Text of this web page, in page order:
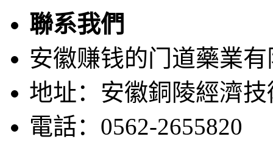
聯系我們
安徽赚钱的门道藥業
地址：安徽銅陵經濟
電話：0562-2655820